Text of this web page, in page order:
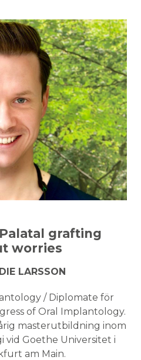
grafting
worries
LARSSON
/ Diplomate för
of Oral Implantology.
masterutbildning inom
Goethe Universitet i
am Main.